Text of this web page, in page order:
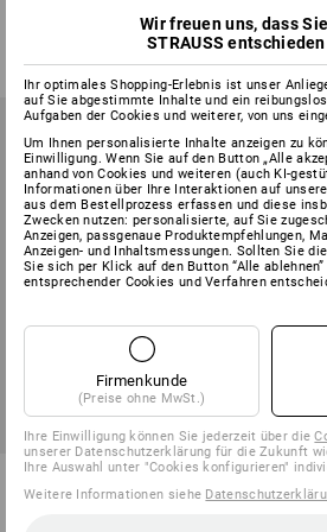
ab
Bits Color, 10er Pack, Schlitz
e.s.
Wir freuen uns, dass
STRAUSS
Ihr optimales Shopping-Erlebnis ist unser
auf Sie abgestimmte Inhalte und ein
Aufgaben der Cookies und weiterer, von uns
Um Ihnen personalisierte Inhalte anzeigen zu
Einwilligung. Wenn Sie auf den Button „Alle
anhand von Cookies und weiteren (auch KI-
Informationen über Ihre Interaktionen auf
aus dem Bestellprozess erfassen und diese
Zwecken nutzen: personalisierte, auf Sie
Anzeigen, passgenaue Produktempfehlungen,
Anzeigen- und Inhaltsmessungen. Sollten Sie
Sie sich per Klick auf den Button “Alle
entsprechender Cookies und Verfahren
Firmenkunde
(Preise ohne MwSt.)
Ihre Einwilligung können Sie jederzeit über die
unserer Datenschutzerklärung für die Zukunft
Ihre Auswahl unter "Cookies konfigurieren"
Weitere Informationen siehe